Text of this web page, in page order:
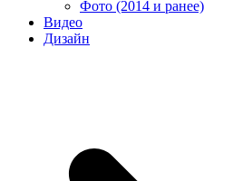
Фото (2014 и ранее)
Видео
Дизайн